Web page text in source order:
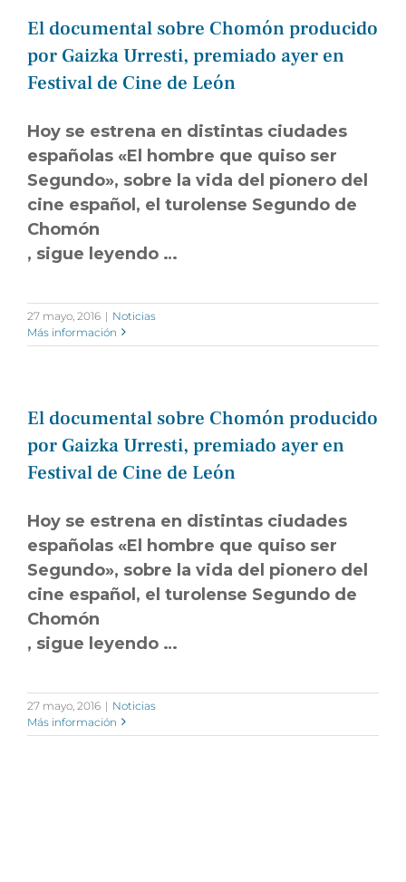
El documental sobre Chomón producido
por Gaizka Urresti, premiado ayer en
Festival de Cine de León
Hoy se estrena en distintas ciudades
españolas «El hombre que quiso ser
Segundo», sobre la vida del pionero del
cine español, el turolense Segundo de
Chomón
, sigue leyendo …
27 mayo, 2016 | Noticias
Más información
El documental sobre Chomón producido
por Gaizka Urresti, premiado ayer en
Festival de Cine de León
Hoy se estrena en distintas ciudades
españolas «El hombre que quiso ser
Segundo», sobre la vida del pionero del
cine español, el turolense Segundo de
Chomón
, sigue leyendo …
27 mayo, 2016 | Noticias
Más información